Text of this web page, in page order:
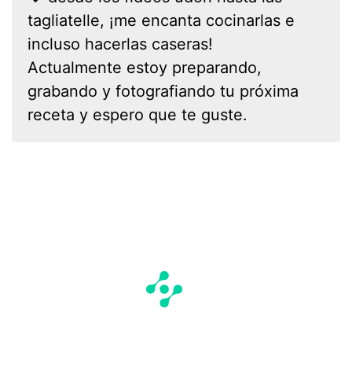
tagliatelle, ¡me encanta cocinarlas e
incluso hacerlas caseras!
Actualmente estoy preparando,
grabando y fotografiando tu próxima
receta y espero que te guste.